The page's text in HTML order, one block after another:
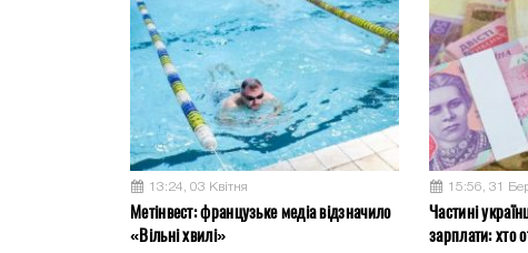
13:24, 03 Квітня
Метінвест: французьке медіа відзначило
«Вільні хвилі»
15:56, 31
Частині
зарплати: хто